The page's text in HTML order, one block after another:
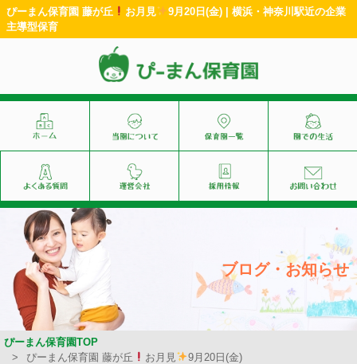
ぴーまん保育園 藤が丘 お月見
9月20日(金) | 横浜・神奈川駅近の企業
主導型保育
ブログ・お知らせ
ぴーまん保育園TOP
ぴーまん保育園 藤が丘
お月見 9月20日(金)